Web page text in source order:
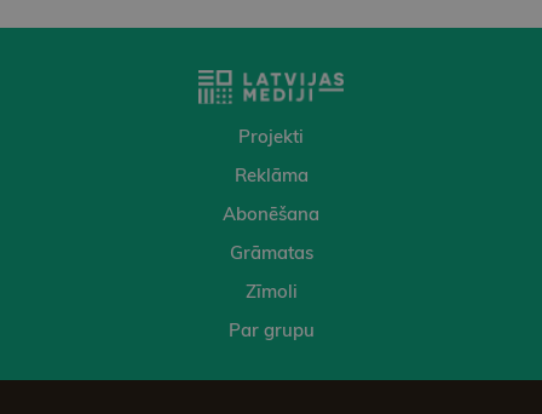
Projekti
Reklāma
Abonēšana
Grāmatas
Zīmoli
Par grupu